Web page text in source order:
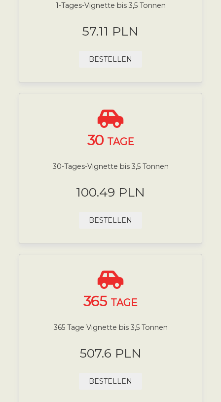
1-Tages-Vignette bis 3,5 Tonnen
57.11 PLN
BESTELLEN
30 TAGE
30-Tages-Vignette bis 3,5 Tonnen
100.49 PLN
BESTELLEN
365 TAGE
365 Tage Vignette bis 3,5 Tonnen
507.6 PLN
BESTELLEN